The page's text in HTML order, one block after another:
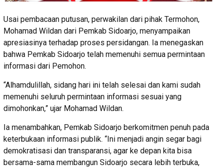
Usai pembacaan putusan, perwakilan dari pihak Termohon,
Mohamad Wildan dari Pemkab Sidoarjo, menyampaikan
apresiasinya terhadap proses persidangan. Ia menegaskan
bahwa Pemkab Sidoarjo telah memenuhi semua permintaan
informasi dari Pemohon.
“Alhamdulillah, sidang hari ini telah selesai dan kami sudah
memenuhi seluruh permintaan informasi sesuai yang
dimohonkan,” ujar Mohamad Wildan.
Ia menambahkan, Pemkab Sidoarjo berkomitmen penuh pada
keterbukaan informasi publik. “Ini menjadi angin segar bagi
demokratisasi dan transparansi, agar ke depan kita bisa
bersama-sama membangun Sidoarjo secara lebih terbuka,